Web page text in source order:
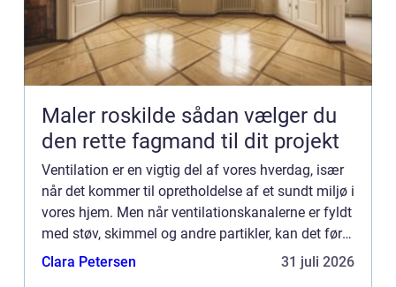
Maler roskilde sådan vælger du
den rette fagmand til dit projekt
Ventilation er en vigtig del af vores hverdag, især
når det kommer til opretholdelse af et sundt miljø i
vores hjem. Men når ventilationskanalerne er fyldt
med støv, skimmel og andre partikler, kan det føre
til ...
Clara Petersen 31 juli 2026